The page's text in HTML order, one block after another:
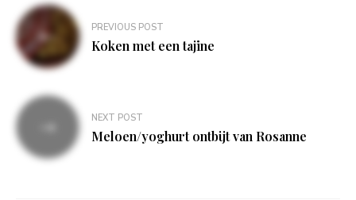
Bericht
navigatie
PREVIOUS POST
Koken met een tajine
NEXT POST
Meloen/yoghurt ontbijt van Rosanne